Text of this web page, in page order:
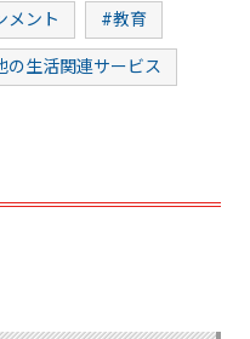
メント #教育
の生活関連サービス